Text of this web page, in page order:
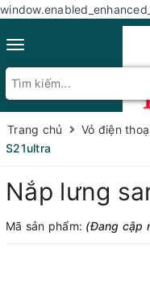
Toggle
Trang chủ Vỏ điện
S21ultra
Nắp lưng
Mã sản phẩm: (Đang cập